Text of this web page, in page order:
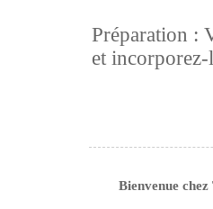
Préparation :
et
Bienvenue